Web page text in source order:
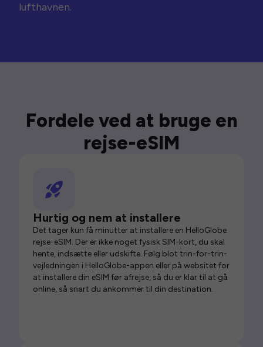
lufthavnen.
Fordele ved at bruge en
rejse-eSIM
Hurtig og nem at installere
Det tager kun få minutter at installere en HelloGlobe
rejse-eSIM. Der er ikke noget fysisk SIM-kort, du skal
hente, indsætte eller udskifte. Følg blot trin-for-trin-
vejledningen i HelloGlobe-appen eller på websitet for
at installere din eSIM før afrejse, så du er klar til at gå
online, så snart du ankommer til din destination.